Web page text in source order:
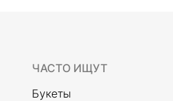
ЧАСТО ИЩУТ
Букеты